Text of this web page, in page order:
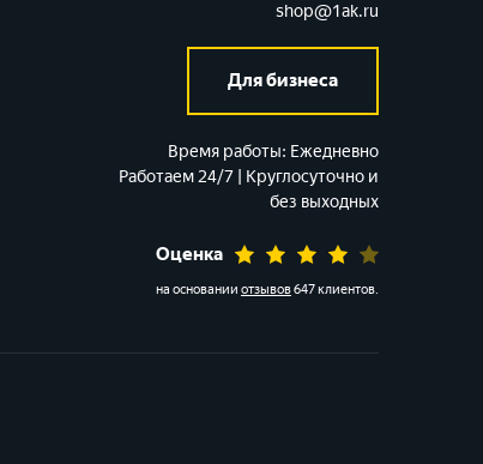
shop@1ak.ru
Для бизнеса
Время работы: Ежедневно
Работаем 24/7 | Круглосуточно и
без выходных
Оценка
на основании отзывов647 клиентов.